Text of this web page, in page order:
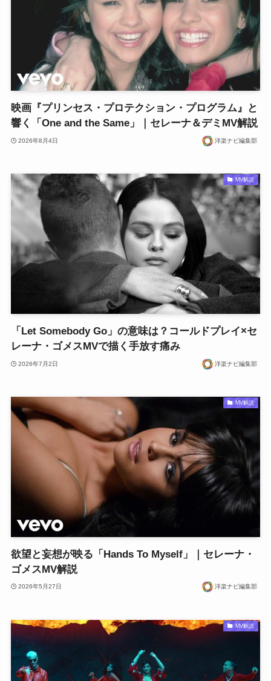
映画『プリンセス・プロテクション・プログラム』と
響く「One and the Same」｜セレーナ＆デミMV解説
2026年8月4日 洋楽ナビ編集部
MV解説
「Let Somebody Go」の意味は？コールドプレイ×セ
レーナ・ゴメスMVで描く手放す痛み
2026年7月2日 洋楽ナビ編集部
MV解説
欲望と妄想が映る「Hands To Myself」｜セレーナ・
ゴメスMV解説
2026年5月27日 洋楽ナビ編集部
MV解説